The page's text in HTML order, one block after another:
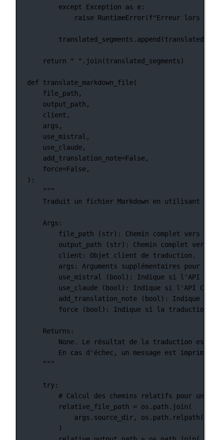
except
Exception as e:
raise RuntimeError(f"Erreur lors de
return " " .join(translated_segments)
def translate_markdown_file(
file_path,
output_path,
client,
args,
use_mistral,
use_claude,
add_translation_note=False,
force=False,
):
"""
Traduit un fichier Markdown en utilisant les
Args:
file_path (str): Chemin complet vers le
output_path (str): Chemin complet
client: Objet client de traduction.
args: Arguments supplémentaires pour la
use_mistral (bool): Indique si l'API
use_claude (bool): Indique si l'API
add_translation_note (bool): Indique si
force (bool): Indique si la traduction
Returns:
None. Le résultat de la traduction est
En cas d'échec, un message est
"""
try:
# Calcul des chemins relatifs pour un
relative_file_path = os.path.join(
args.source_dir,
)